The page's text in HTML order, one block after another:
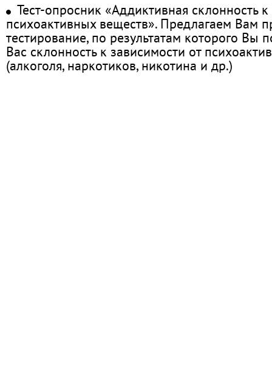
Тест-опросник «Аддиктивная склонность
психоактивных веществ». Предлагаем Вам
тестирование, по результатам которого Вы
Вас склонность к зависимости от
(алкоголя, наркотиков, никотина и др.)